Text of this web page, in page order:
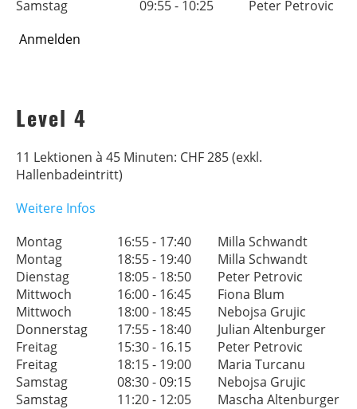
Samstag 09:55 - 10:25
Peter Petrovic
Anmelden
Level 4
11 Lektionen à 45 Minuten: CHF 285 (exkl.
Hallenbadeintritt)
Weitere Infos
Montag
16:55 - 17:40
Milla Schwandt
Montag
18:55 - 19:40
Milla Schwandt
Dienstag
18:05 - 18:50
Peter Petrovic
Mittwoch
16:00 - 16:45
Fiona Blum
Mittwoch
18:00 - 18:45
Nebojsa Grujic
Donnerstag
17:55 - 18:40
Julian Altenburger
Freitag
15:30 - 16.15
Peter Petrovic
Freitag
18:15 - 19:00
Maria Turcanu
Samstag
08:30 - 09:15
Nebojsa Grujic
Samstag
11:20 - 12:05
Mascha Altenburger